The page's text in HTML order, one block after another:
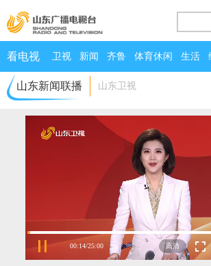
看电视 卫视 新闻 齐鲁 体育休闲 生活
山东新闻联播 山东卫视
00:14/25:00